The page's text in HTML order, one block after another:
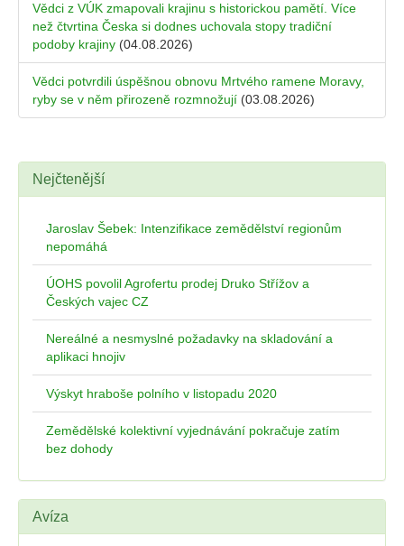
Vědci z VÚK zmapovali krajinu s historickou pamětí. Více
než čtvrtina Česka si dodnes uchovala stopy tradiční
podoby krajiny (04.08.2026)
Vědci potvrdili úspěšnou obnovu Mrtvého ramene Moravy,
ryby se v něm přirozeně rozmnožují (03.08.2026)
Nejčtenější
Jaroslav Šebek: Intenzifikace zemědělství regionům
nepomáhá
ÚOHS povolil Agrofertu prodej Druko Střížov a
Českých vajec CZ
Nereálné a nesmyslné požadavky na skladování a
aplikaci hnojiv
Výskyt hraboše polního v listopadu 2020
Zemědělské kolektivní vyjednávání pokračuje zatím
bez dohody
Avíza